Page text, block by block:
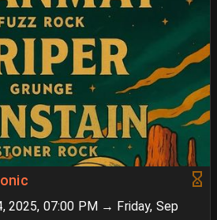
2025, 07:00 PM → Friday, Sep